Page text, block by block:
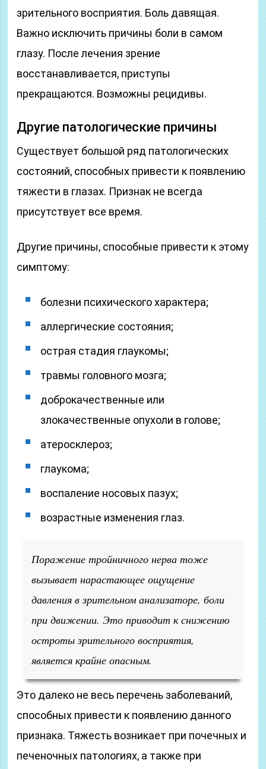
зрительного восприятия. Боль давящая.
Важно исключить причины боли в самом
глазу. После лечения зрение
восстанавливается, приступы
прекращаются. Возможны рецидивы.
Другие патологические причины
Существует большой ряд патологических
состояний, способных привести к появлению
тяжести в глазах. Признак не всегда
присутствует все время.
Другие причины, способные привести к этому
симптому:
болезни психического характера;
аллергические состояния;
острая стадия глаукомы;
травмы головного мозга;
доброкачественные или
злокачественные опухоли в голове;
атеросклероз;
глаукома;
воспаление носовых пазух;
возрастные изменения глаз.
Поражение тройничного нерва тоже
вызывает нарастающее ощущение
давления в зрительном анализаторе, боли
при движении. Это приводит к снижению
остроты зрительного восприятия,
является крайне опасным.
Это далеко не весь перечень заболеваний,
способных привести к появлению данного
признака. Тяжесть возникает при почечных и
печеночных патологиях, а также при